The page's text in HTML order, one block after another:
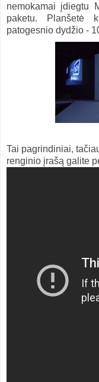
nemokamai įdiegtu
paketu. Planšetė
patogesnio dydžio -
Tai pagrindiniai,
renginio įrašą galite